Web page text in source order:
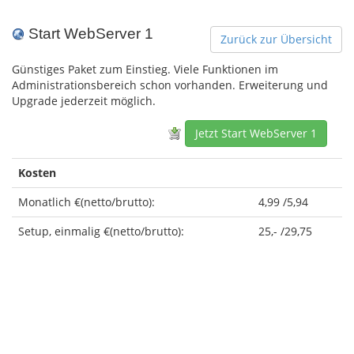
Zurück zur Übersicht
Start WebServer 1
Günstiges Paket zum Einstieg. Viele Funktionen im
Administrationsbereich schon vorhanden. Erweiterung und
Upgrade jederzeit möglich.
Jetzt Start WebServer 1
Kosten
Monatlich €(netto/brutto):
4,99 /5,94
Setup, einmalig €(netto/brutto):
25,- /29,75